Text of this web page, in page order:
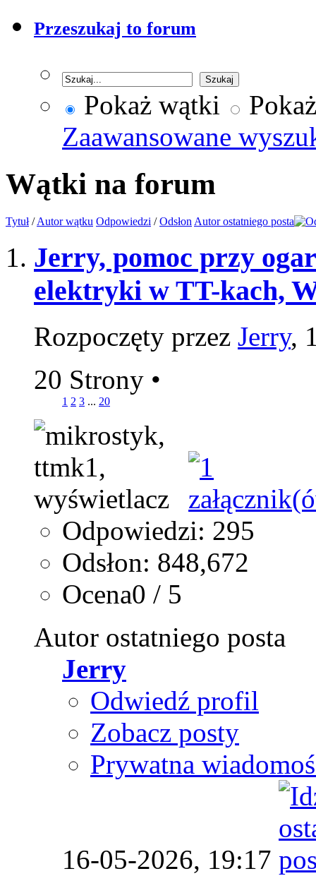
Przeszukaj to forum
Pokaż wątki
Zaawansowane
Wątki na forum
Tytuł/Autor wątku Odpowiedzi /Odsłon Autor ostatniego posta
Jerry, pomoc przy
elektryki w TT-kach,
Rozpoczęty przez Jerry,
20 Strony •
1 2 3 ... 20
Odpowiedzi: 295
Odsłon: 848,672
Ocena0 / 5
Autor ostatniego posta
Jerry
Odwiedź profil
Zobacz posty
Prywatna
16-05-2026, 19:17